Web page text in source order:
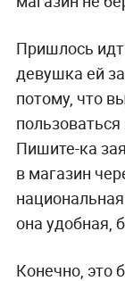
Пришлось
девушка ей
потому, что
Пишите-ка
в магазин
она удобная,
Конечно, это